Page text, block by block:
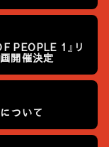
PEOPLE 1』リ
開催決定
ついて